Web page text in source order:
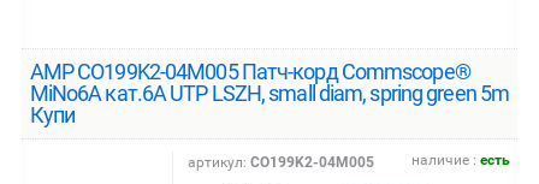
AMP CO199K2-04M005 Патч-корд Commscope®
MiNo6A кат.6A UTP LSZH, small diam, spring green 5m
Купи
наличие :есть
артикул: CO199K2-04M005